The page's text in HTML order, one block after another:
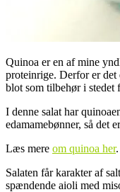
Quinoa er en af mine
proteinrige. Derfor er det
blot som tilbehør i stedet
I denne salat har
edamamebønner, så det
Læs mere om quinoa her.
Salaten får karakter af
spændende aioli med